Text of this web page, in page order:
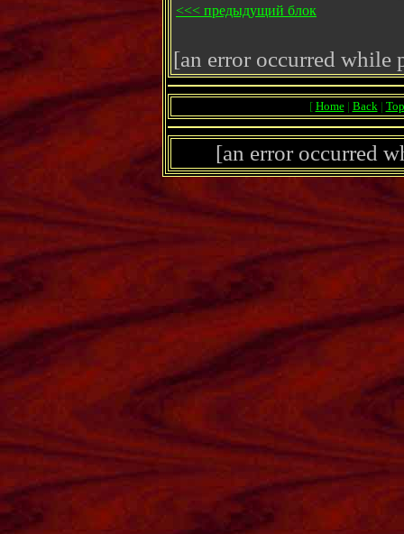
<<< предыдущий блок
[an error occurred while
[ Home| Back| Top
[an error occurred